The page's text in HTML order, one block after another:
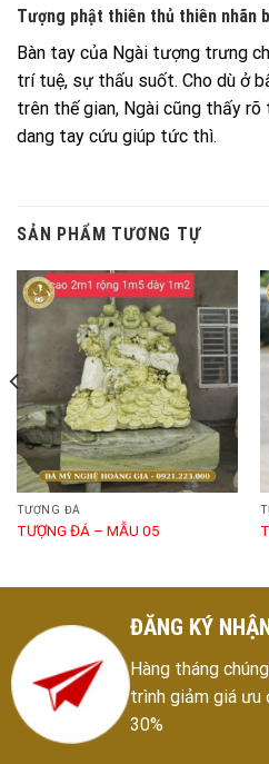
Tượng phật thiên thủ thiên nhãn
Bàn tay của Ngài tượng trưng
trí tuệ, sự thấu suốt. Cho dù ở
trên thế gian, Ngài cũng thấy
dang tay cứu giúp tức thì.
SẢN PHẨM TƯƠNG TỰ
TƯỢNG ĐÁ
TƯỢNG ĐÁ – MẪU 05
ĐĂNG KÝ
Hàng tháng
trình giảm giá ưu
30%